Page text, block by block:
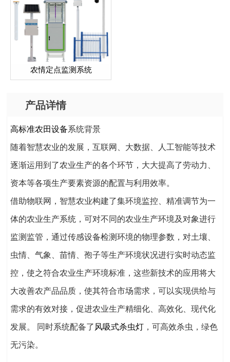
农情定点监测系统
产品详情
高标准农田设备系统背景
随着智慧农业的发展，互联网、大数据、人工智能等技术
逐渐运用到了农业生产的各个环节，大大提高了劳动力、
资本等各项生产要素资源的配置与利用效率。
借助物联网，智慧农业构建了集环境监控、精准调节为一
体的农业生产系统，可对不同的农业生产环境及对象进行
监测监管，通过传感设备检测环境的物理参数，对土壤、
虫情、气象、苗情、孢子等生产环境状况进行实时动态监
控，使之符合农业生产环境标准，这些新技术的应用将大
大改善农产品品质，使其符合市场需求，可以实现供给与
需求的有效对接，促进农业生产精细化、高效化、现代化
发展。 同时系统配备了风吸式杀虫灯 ，可高效杀虫，绿色
无污染。